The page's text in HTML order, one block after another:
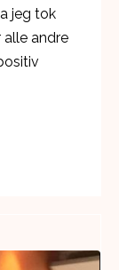
jeg tok
alle andre